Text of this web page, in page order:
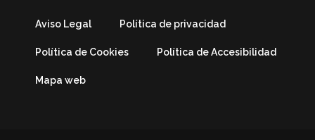
Aviso Legal Política de privacidad
Política de Cookies Política de Accesibilidad
Mapa web